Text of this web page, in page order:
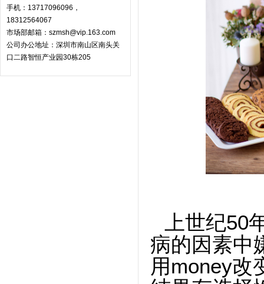
手机：13717096096，
18312564067
市场部邮箱：szmsh@vip.163.com
公司办公地址：深圳市南山区南头关
口二路智恒产业园30栋205
上世纪50
病的因素中
用money改